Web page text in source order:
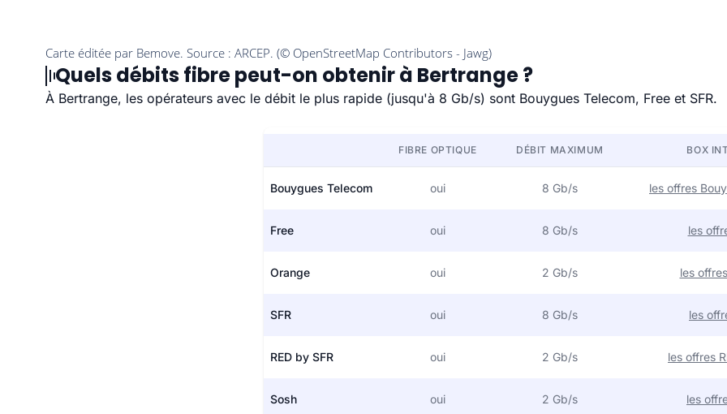
Quels débits fibre peut-on obtenir à Bertrange ?
À Bertrange, les opérateurs avec le débit le plus rapide (jusqu'à 8 Gb/s) sont Bouygues Telecom, Free et SFR.
FIBRE OPTIQUE DÉBIT MAXIMUM BOX
Bouygues Telecom oui 8 Gb/s les offres
Free oui 8 Gb/s les
Orange oui 2 Gb/s les
SFR oui 8 Gb/s les
RED by SFR oui 2 Gb/s les offres
Sosh oui 2 Gb/s les